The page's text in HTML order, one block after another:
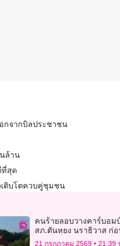
กจากบิลประชาชน
นล้าน
ที่สุด
เติบโตควบคู่ชุมชน
คนร้ายลอบวางคาร์บอม
สภ.ตันหยง นราธิวาส ก่
หนี ไร้เจ็บ
21 กรกฎาคม 2569 21:39